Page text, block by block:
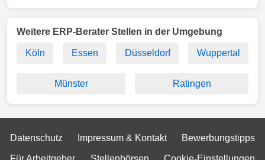
Weitere ERP-Berater Stellen in der Umgebung
Köln Essen Düsseldorf Wuppertal
Münster Ratingen
Datenschutz Impressum & Kontakt Bewerbungstipps